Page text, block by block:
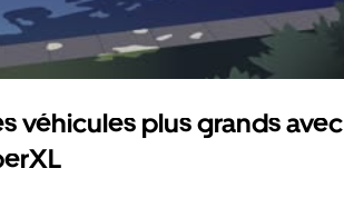
véhicules plus grands avec